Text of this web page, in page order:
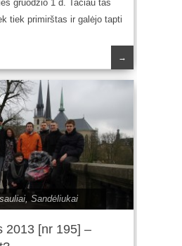
gruodžio 1 d. Tačiau tas
tiek primirštas ir galėjo tapti
→
, Sandėliukai
2013 [nr 195] –